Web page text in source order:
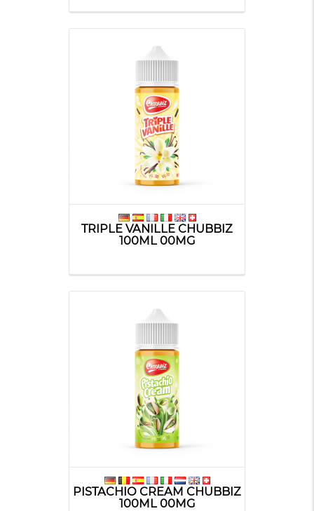
TRIPLE VANILLE CHUBBIZ
100ML 00MG
PISTACHIO CREAM CHUBBIZ
100ML 00MG